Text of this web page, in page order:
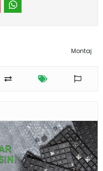
Montaj